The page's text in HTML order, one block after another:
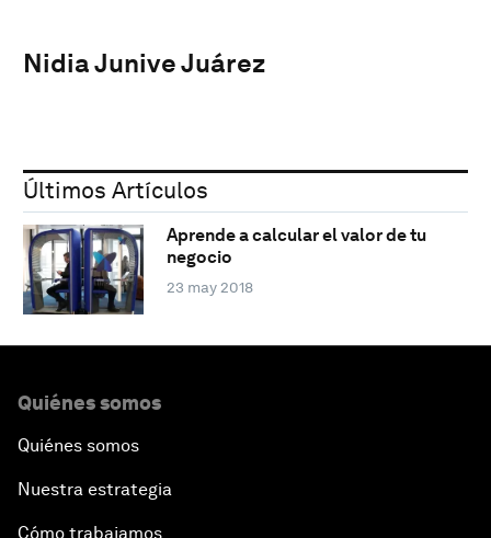
Nidia Junive Juárez
Últimos Artículos
Aprende a calcular el valor de tu
negocio
23 may 2018
Quiénes somos
Quiénes somos
Nuestra estrategia
Cómo trabajamos